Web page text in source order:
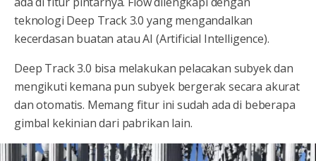
teknologi Deep Track 3.0 yang mengandalkan
kecerdasan buatan atau AI (Artificial Intelligence).
Deep Track 3.0 bisa melakukan pelacakan subyek dan
mengikuti kemana pun subyek bergerak secara akurat
dan otomatis. Memang fitur ini sudah ada di beberapa
gimbal kekinian dari pabrikan lain.